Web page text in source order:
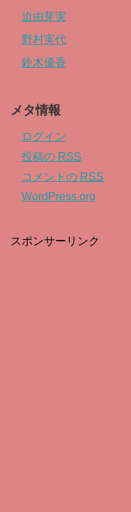
迫由芽実
野村実代
鈴木優香
メタ情報
ログイン
投稿の RSS
コメントの RSS
WordPress.org
スポンサーリンク